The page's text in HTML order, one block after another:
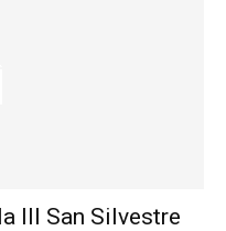
III San Silvestre